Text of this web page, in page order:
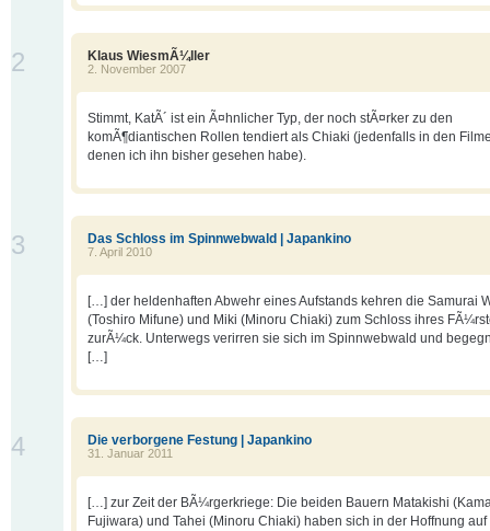
Klaus WiesmÃ¼ller
2. November 2007
2
Stimmt, KatÃ´ ist ein Ã¤hnlicher Typ, der noch stÃ¤rker zu den
komÃ¶diantischen Rollen tendiert als Chiaki (jedenfalls in den
denen ich ihn bisher gesehen habe).
Das Schloss im Spinnwebwald | Japankino
7. April 2010
3
[…] der heldenhaften Abwehr eines Aufstands kehren die Samurai
(Toshiro Mifune) und Miki (Minoru Chiaki) zum Schloss ihres
zurÃ¼ck. Unterwegs verirren sie sich im Spinnwebwald und
[…]
Die verborgene Festung | Japankino
31. Januar 2011
4
[…] zur Zeit der BÃ¼rgerkriege: Die beiden Bauern Matakishi
Fujiwara) und Tahei (Minoru Chiaki) haben sich in der Hoffnung